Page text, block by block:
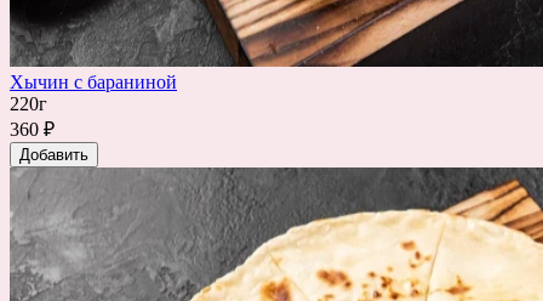
Хычин с бараниной
220г
360 ₽
Добавить